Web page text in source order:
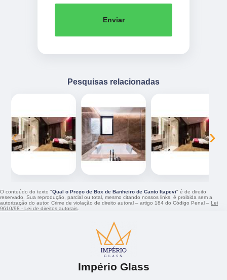
Enviar
Pesquisas relacionadas
‹ ›
O conteúdo do texto "Qual o Preço de Box de Banheiro de Canto Itapevi" é de direito
reservado. Sua reprodução, parcial ou total, mesmo citando nossos links, é proibida sem a
autorização do autor. Crime de violação de direito autoral – artigo 184 do Código Penal – Lei
9610/98 - Lei de direitos autorais
Império Glass